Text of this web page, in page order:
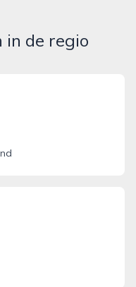
in de regio